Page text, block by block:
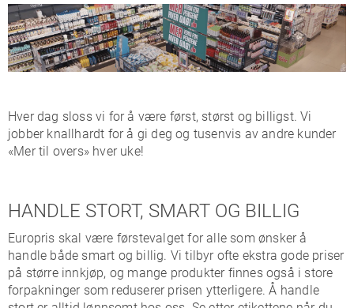
Hver dag sloss vi for å være først, størst og billigst. Vi
jobber knallhardt for å gi deg og tusenvis av andre kunder
«Mer til overs» hver uke!
HANDLE STORT, SMART OG BILLIG
Europris skal være førstevalget for alle som ønsker å
handle både smart og billig. Vi tilbyr ofte ekstra gode priser
på større innkjøp, og mange produkter finnes også i store
forpakninger som reduserer prisen ytterligere. Å handle